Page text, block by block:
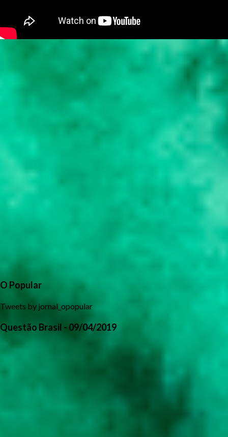
O Popular
Tweets by jornal_opopular
Questão Brasil - 09/04/2019